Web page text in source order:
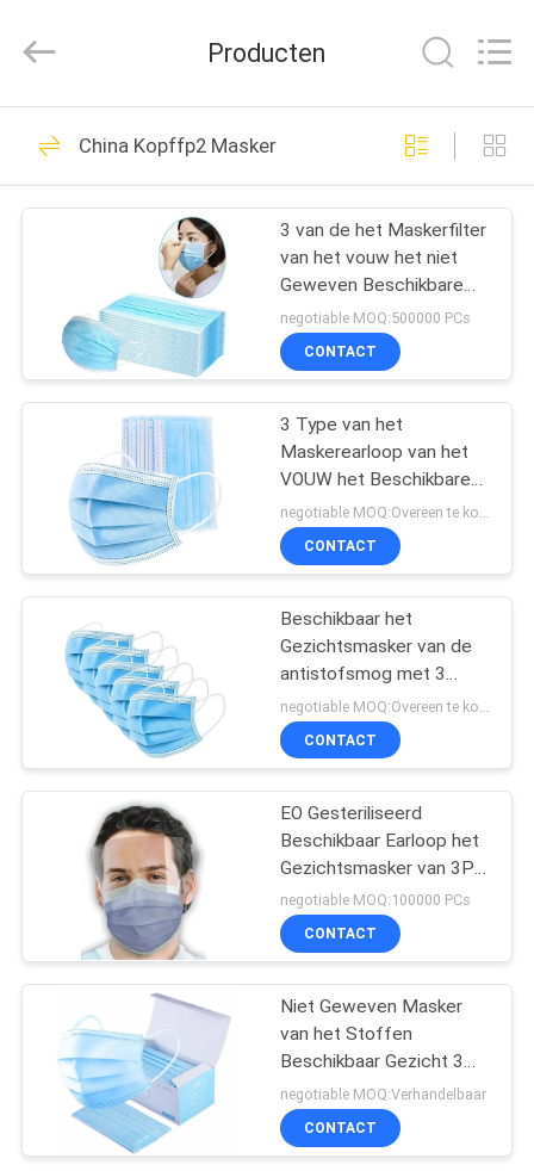
HUIS
PRODUCTEN
ONGEVEER
ONS
FABRIEKSREIS
KWALITEITSCONTROLE
CONTACTEER
ONS
NIEUWS
VERZOEK
OM EEN
CITAAT
SITEMAP
PRIVACY
POLICY
PRODUCTS
CO.,LTD(WUHAN
Rights
beschikbare
medische toga's
47
Beschikbare
Beschermende Toga
57
beschikbaar
chirurgisch gordijn
17
PETG-Krimpfolie
39
14
Producten
China Kopffp2 Masker
3 van de het Maskerfilter
van het vouw het niet
Geweven Beschikbare
Gezicht Stuifmeel/het
Stof
negotiable MOQ:500000 PCs
CONTACT
3 Type van het
Maskerearloop van het
VOUW het Beschikbare
niet Geweven Gezicht
Voor éénmalig gebruik
CONTACT
Beschikbaar het
Gezichtsmasker van de
antistofsmog met 3
Lagen
CONTACT
EO Gesteriliseerd
Beschikbaar Earloop het
Gezichtsmasker van 3Ply
4Ply met Gezichtsschild
negotiable MOQ:100000 PCs
CONTACT
Niet Geweven Masker
van het Stoffen
Beschikbaar Gezicht 3
Vouw Voor éénmalig
gebruik voor Openbare
ruimte
negotiable MOQ:Verhandelbaar
CONTACT